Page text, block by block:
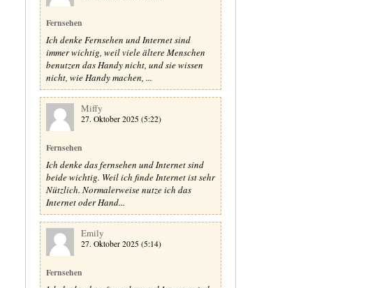
Fernsehen
Ich denke Fernsehen und Internet sind
immer wichtig, weil viele ältere Menschen
benutzen das Handy nicht, und sie wissen
nicht, wie Handy machen, ...
Miffy
27. Oktober 2025 (5:22)
Fernsehen
Ich denke das fernsehen und Internet sind
beide wichtig. Weil ich finde Internet ist sehr
Nützlich. Normalerweise nutze ich das
Internet oder Hand...
Emily
27. Oktober 2025 (5:14)
Fernsehen